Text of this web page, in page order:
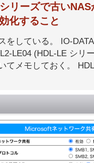
リーズで古い
化すること
をしている。 IO-
LE04 (HDL-LE シリ
てメモしておく。